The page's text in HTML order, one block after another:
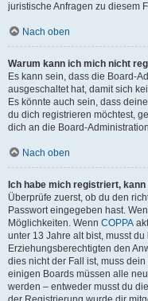
juristische Anfragen zu diesem
Nach oben
Warum kann ich mich nicht
Es kann sein, dass die Board-
ausgeschaltet hat, damit sich
Es könnte auch sein, dass
du dich registrieren möchtest,
dich an die Board-
Nach oben
Ich habe mich registriert,
Überprüfe zuerst, ob du den
Passwort eingegeben hast.
Möglichkeiten. Wenn COPPA
unter 13 Jahre alt bist, musst
Erziehungsberechtigten den
dies nicht der Fall ist, muss
einigen Boards müssen alle
werden – entweder musst du